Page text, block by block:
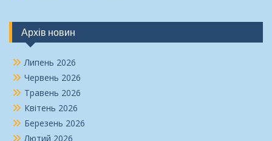
Архів новин
Липень 2026
Червень 2026
Травень 2026
Квітень 2026
Березень 2026
Лютий 2026